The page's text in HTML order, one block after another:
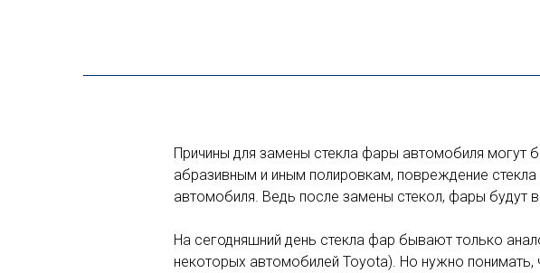
Причины для замены стекла фары автомобиля могут
абразивным и иным полировкам, повреждение
автомобиля. Ведь после замены стекол, фары будут
На сегодняшний день стекла фар бывают только
некоторых автомобилей Toyota). Но нужно